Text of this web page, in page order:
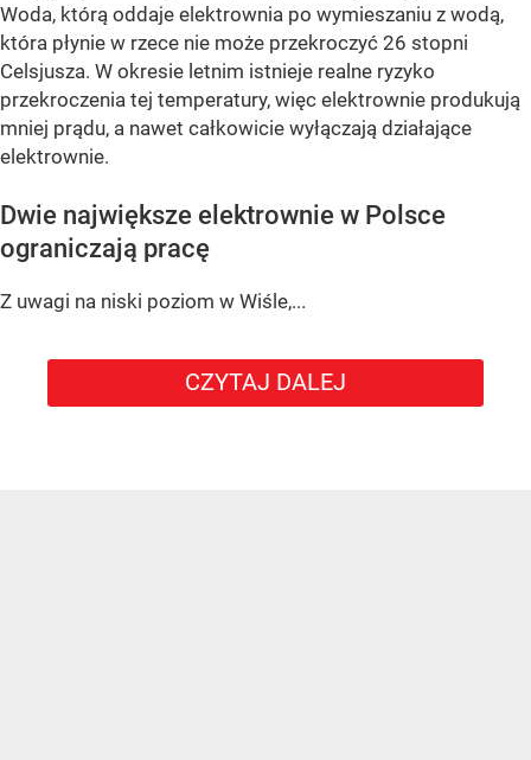
Woda, którą oddaje elektrownia po wymieszaniu z wodą,
która płynie w rzece nie może przekroczyć 26 stopni
Celsjusza. W okresie letnim istnieje realne ryzyko
przekroczenia tej temperatury, więc elektrownie produkują
mniej prądu, a nawet całkowicie wyłączają działające
elektrownie.
Dwie największe elektrownie w Polsce
ograniczają pracę
Z uwagi na niski poziom w Wiśle,...
CZYTAJ DALEJ